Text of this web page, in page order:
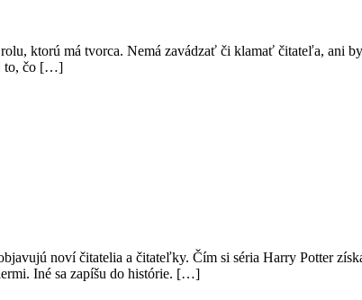
ktorú má tvorca. Nemá zavádzať či klamať čitateľa, ani
to, čo […]
noví čitatelia a čitateľky. Čím si séria Harry Potter
Iné sa zapíšu do histórie. […]